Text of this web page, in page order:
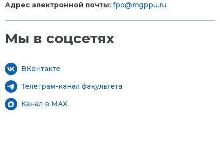
Адрес электронной почты: fpo@mgppu.ru
Мы в соцсетях
ВКонтакте
Телеграм-канал факультета
Канал в MAX